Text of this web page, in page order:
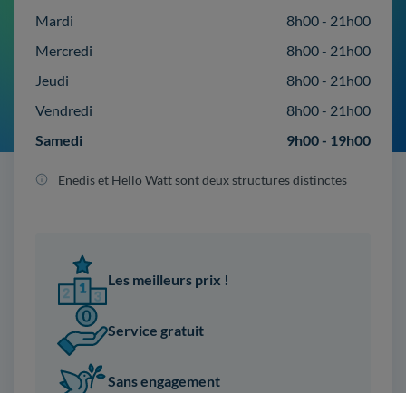
Mardi
8h00 - 21h00
Mercredi
8h00 - 21h00
Jeudi
8h00 - 21h00
Vendredi
8h00 - 21h00
Samedi
9h00 - 19h00
Enedis et Hello Watt sont deux structures distinctes
Les meilleurs prix !
Service gratuit
Sans engagement